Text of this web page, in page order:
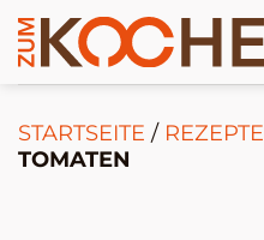
Zum
Inhalt
springen
STARTSEITE / REZEPTE
TOMATEN